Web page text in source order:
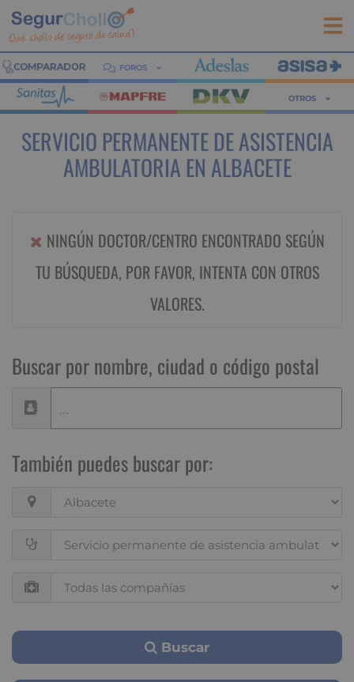
FOROS
OTROS
SERVICIO PERMANENTE DE ASISTENCIA
AMBULATORIA EN ALBACETE
NINGÚN DOCTOR/CENTRO ENCONTRADO SEGÚN
TU BÚSQUEDA, POR FAVOR, INTENTA CON OTROS
VALORES.
Buscar por nombre, ciudad o código postal
También puedes buscar por:
Buscar